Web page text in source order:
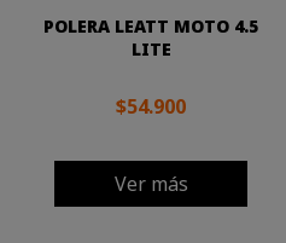
POLERA LEATT MOTO 4.5
LITE
$54.900
Ver más